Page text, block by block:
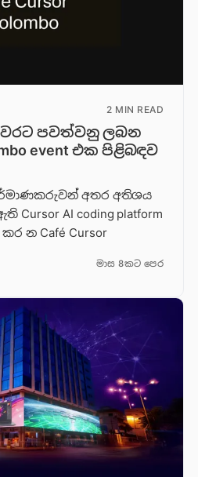
2 MIN READ
වරට පවත්වනු ලබන
event එක පිළිබඳව
නිර්මාණකරුවන් අතර අතිශය
AI coding platform
න Café Cursor
මාස 8කට පෙර